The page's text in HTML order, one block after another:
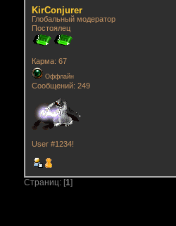
KirConjurer
Глобальный модератор
Постоялец
Карма: 67
Оффлайн
Сообщений: 249
User #1234!
Страниц: [1]